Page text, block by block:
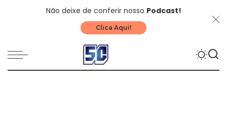
Não deixe de conferir nosso Podcast!
Clica Aqui!